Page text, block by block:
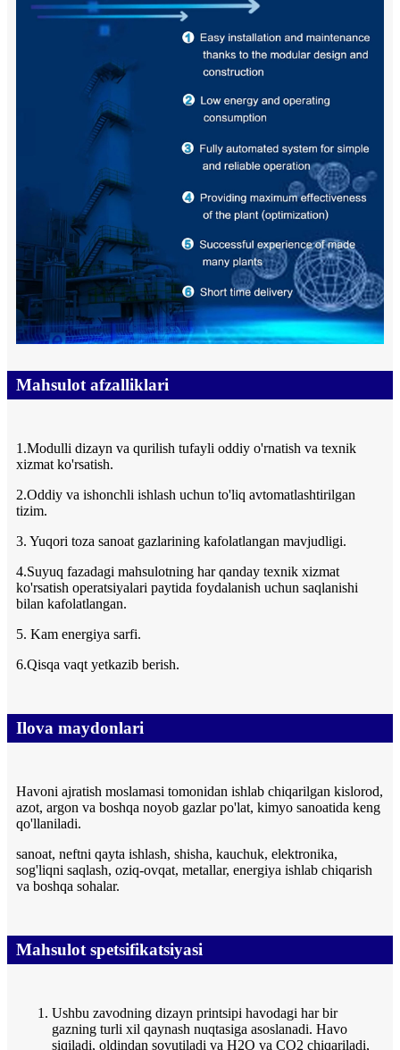
Mahsulot afzalliklari
1.Modulli dizayn va qurilish tufayli oddiy o'rnatish va texnik
xizmat ko'rsatish.
2.Oddiy va ishonchli ishlash uchun to'liq avtomatlashtirilgan
tizim.
3. Yuqori toza sanoat gazlarining kafolatlangan mavjudligi.
4.Suyuq fazadagi mahsulotning har qanday texnik xizmat
ko'rsatish operatsiyalari paytida foydalanish uchun saqlanishi
bilan kafolatlangan.
5. Kam energiya sarfi.
6.Qisqa vaqt yetkazib berish.
Ilova maydonlari
Havoni ajratish moslamasi tomonidan ishlab chiqarilgan kislorod,
azot, argon va boshqa noyob gazlar po'lat, kimyo sanoatida keng
qo'llaniladi.
sanoat, neftni qayta ishlash, shisha, kauchuk, elektronika,
sog'liqni saqlash, oziq-ovqat, metallar, energiya ishlab chiqarish
va boshqa sohalar.
Mahsulot spetsifikatsiyasi
Ushbu zavodning dizayn printsipi havodagi har bir
gazning turli xil qaynash nuqtasiga asoslanadi. Havo
siqiladi, oldindan sovutiladi va H2O va CO2 chiqariladi,